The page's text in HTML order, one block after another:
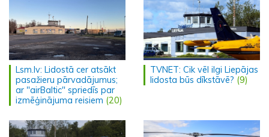
Lsm.lv: Lidostā cer atsākt
pasažieru pārvadājumus;
ar "airBaltic" spriedīs par
izmēģinājuma reisiem (20)
TVNET: Cik vēl ilgi Liepājas
lidosta būs dīkstāvē? (9)